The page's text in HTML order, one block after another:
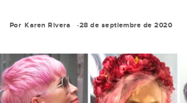
Por Karen Rivera 28 de septiembre de 2020